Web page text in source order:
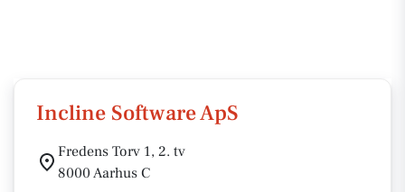
Incline Software ApS
Fredens Torv 1, 2. tv
8000 Aarhus C